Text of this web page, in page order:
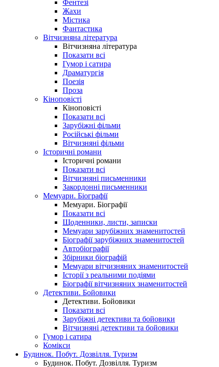
Фентезі
Жахи
Містика
Фантастика
Вітчизняна література
Вітчизняна література
Показати всі
Гумор і сатира
Драматургія
Поезія
Проза
Кіноповісті
Кіноповісті
Показати всі
Зарубіжні фільми
Російські фільми
Вітчизняні фільми
Історичні романи
Історичні романи
Показати всі
Вітчизняні письменники
Закордонні письменники
Мемуари. Біографії
Мемуари. Біографії
Показати всі
Щоденники, листи, записки
Мемуари зарубіжних знаменитостей
Біографії зарубіжних знаменитостей
Автобіографії
Збірники біографій
Мемуари вітчизняних знаменитостей
Історії з реальними подіями
Біографії вітчизняних знаменитостей
Детективи. Бойовики
Детективи. Бойовики
Показати всі
Зарубіжні детективи та бойовики
Вітчизняні детективи та бойовики
Гумор і сатира
Комікси
Будинок. Побут. Дозвілля. Туризм
Будинок. Побут. Дозвілля. Туризм